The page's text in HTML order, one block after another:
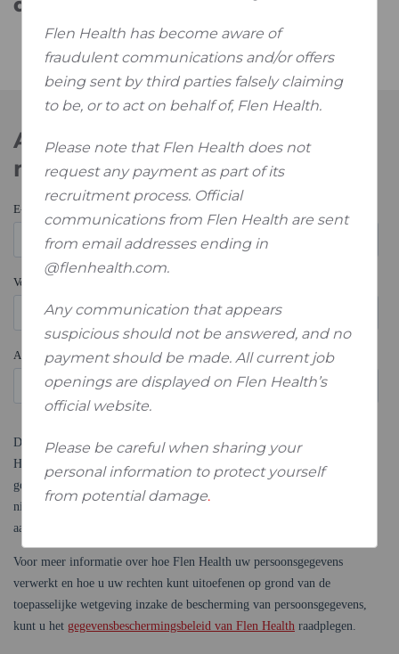
diepe wond?
Abonneer je op onze
nieuwsbrief
Flen Health has become aware of
fraudulent communications and/or offers
being sent by third parties falsely claiming
to be, or to act on behalf of, Flen Health.
Please note that Flen Health does not
request any payment as part of its
recruitment process. Official
communications from Flen Health are sent
from email addresses ending in
@flenhealth.com.
Any communication that appears
suspicious should not be answered, and no
payment should be made. All current job
openings are displayed on Flen Health’s
official website.
Please be careful when sharing your
personal information to protect yourself
from potential damage.